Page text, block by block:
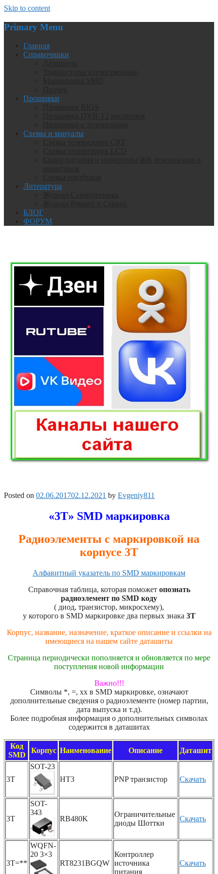
Skip to content
Primary Menu
Главная
Справочники
Прошивки
Схемы и мануалы
Литература
БЛОГ
ФОРУМ
Posted on 02.06.201702.12.2021 by Evgeniy811
«3T» SMD маркировка
Радиоэлементы с маркировкой на
корпусе 3T
Алфавитный указатель по SMD маркировкам
Справочная таблица, которая поможет опознать
радиоэлемент по SMD коду
( диод, транзистор, микросхему),
у которого в SMD маркировке два первых знака 3T
Корпус, название, назначение, краткое описание и ссылки на
имеющиеся на нашем сайте даташиты
Страница периодически пополняется и обновляется по мере
поступления новой информации
Важно!!!
Символы *, =, xx в SMD маркировке, означают
дополнительные сведения о радиоэлементе (номер партии,
дата выпуска и т.д).
Более подробная информация о дополнительных символах
содержится в даташитах
Код
SMD
Корпус Наименование Описание Даташит
3T
SOT-23
HT3
PNP транзистор Скачать
3T
SOT-
343
RB480K
Ограничительные
диоды Шоттки
Скачать
3T=**
WQFN-
20 3×3
RT8231BGQW
Контроллер
источника
питания
Скачать